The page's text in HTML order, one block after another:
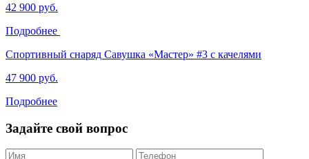
42 900 руб.
Подробнее
Спортивный снаряд Савушка «‎Мастер» #3 с качелями
47 900 руб.
Подробнее
Задайте свой вопрос